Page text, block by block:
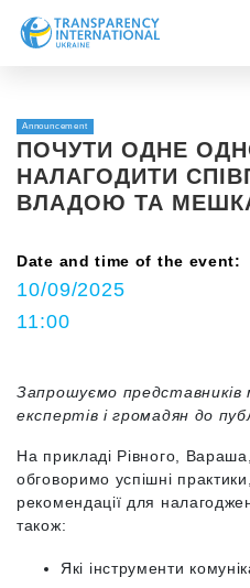
Новини
Дослідження
Напрями роботи
Announcement
ПОЧУТИ ОДНЕ
НАЛАГОДИТИ
ВЛАДОЮ ТА
Date and time of the event:
10/09/2025
11:00
Запрошуємо представників
експертів і громадян до
На прикладі Рівного,
обговоримо успішні
рекомендації для
також:
Які інструменти